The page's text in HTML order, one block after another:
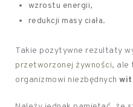
wzrostu energii,
redukcji masy ciała.
Takie pozytywne rezultaty
przetworzonej żywności, ale
organizmowi niezbędnych